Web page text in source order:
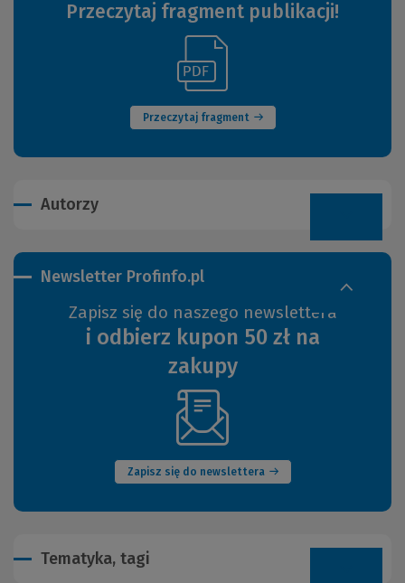
Przeczytaj fragment publikacji!
Przeczytaj fragment
(Nowe
okno)
innej
strony)
Autorzy
Newsletter Profinfo.pl
Zapisz się do naszego newslettera
i odbierz kupon 50 zł na
zakupy
Zapisz się do newslettera
(Nowe
okno)
Tematyka, tagi